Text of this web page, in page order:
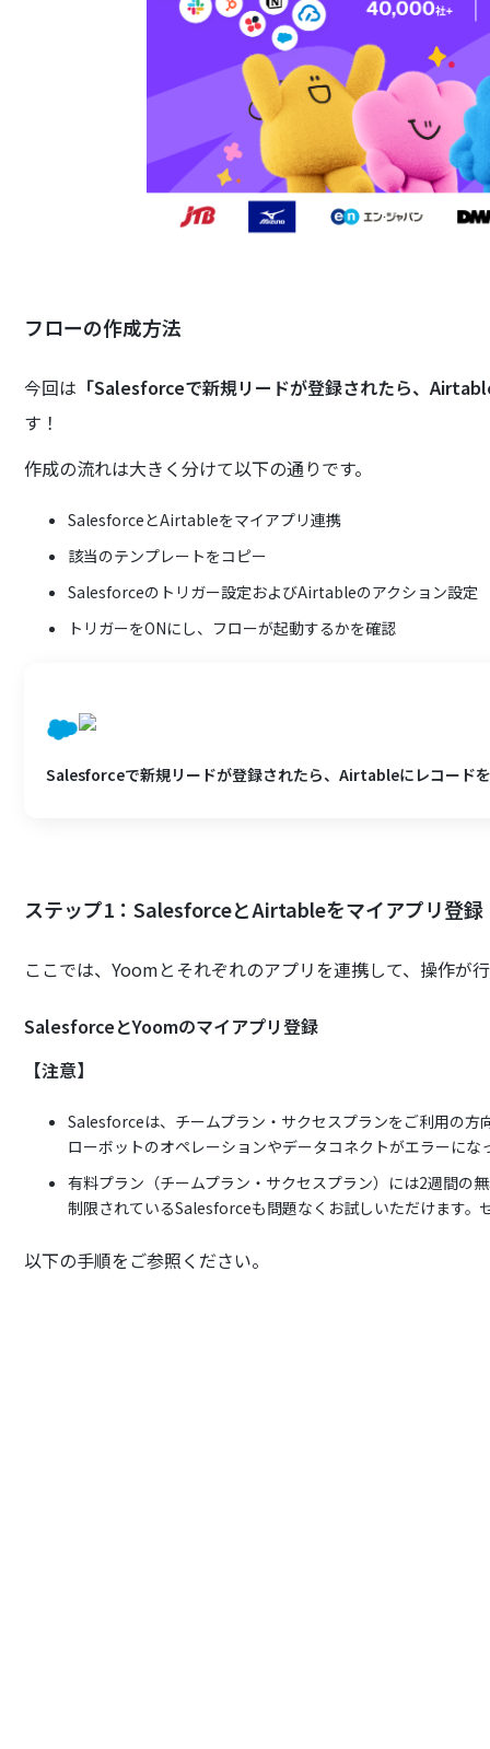
フローの作成方法
今回は 「Salesforceで新規リードが登録されたら、
す！
作成の流れは大きく分けて以下の通りです。
SalesforceとAirtableをマイアプリ連携
該当のテンプレートをコピー
Salesforceのトリガー設定およびAirtableのアクション設定
トリガーをONにし、フローが起動するかを確認
Salesforceで新規リードが登録されたら、Airtableにレコード
ステップ1：SalesforceとAirtableをマイアプリ登録
ここでは、Yoomとそれぞれのアプリを連携して、操作が
SalesforceとYoomのマイアプリ登録
【注意】
Salesforceは、チームプラン・サクセスプランをご利用の
ローボットのオペレーションやデータコネクトがエラーに
有料プラン（チームプラン・サクセスプラン）には2週間の
制限されているSalesforceも問題なくお試しいただけます
以下の手順をご参照ください。